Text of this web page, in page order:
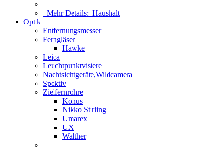
Mehr Details: Haushalt
Optik
Entfernungsmesser
Ferngläser
Hawke
Leica
Leuchtpunktvisiere
Nachtsichtgeräte,Wildcamera
Spektiv
Zielfernrohre
Konus
Nikko Stirling
Umarex
UX
Walther